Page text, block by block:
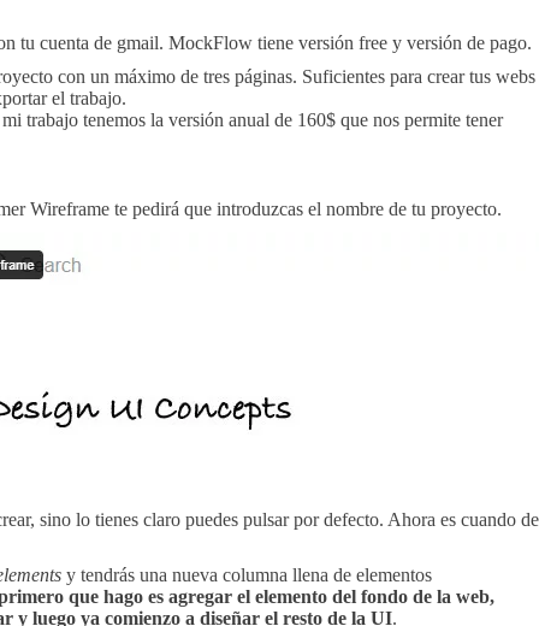
tu cuenta de gmail. MockFlow tiene versión free y versión de pago.
con un máximo de tres páginas. Suficientes para crear tus webs
el trabajo.
trabajo tenemos la versión anual de 160$ que nos permite tener
Wireframe te pedirá que introduzcas el nombre de tu proyecto.
sino lo tienes claro puedes pulsar por defecto. Ahora es cuando de
y tendrás una nueva columna llena de elementos
que hago es agregar el elemento del fondo de la web,
y luego ya comienzo a diseñar el resto de la UI.